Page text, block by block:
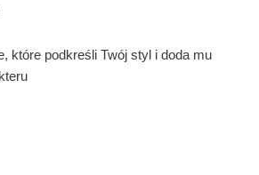
które podkreśli Twój styl i doda mu